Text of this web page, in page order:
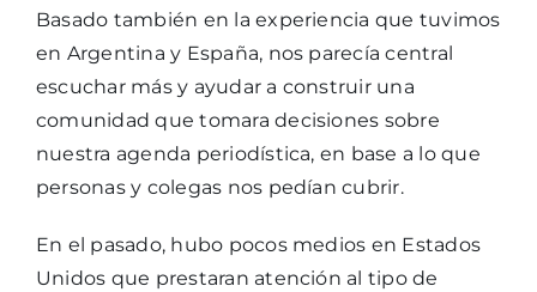
Basado también en la experiencia que tuvimos
en Argentina y España, nos parecía central
escuchar más y ayudar a construir una
comunidad que tomara decisiones sobre
nuestra agenda periodística, en base a lo que
personas y colegas nos pedían cubrir.
En el pasado, hubo pocos medios en Estados
Unidos que prestaran atención al tipo de